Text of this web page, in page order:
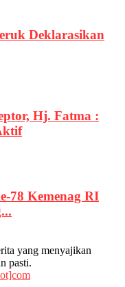
Deklarasikan
Hj. Fatma :
78 Kemenag RI
yang menyajikan
pasti.